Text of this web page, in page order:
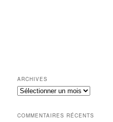
ARCHIVES
Archives
COMMENTAIRES RÉCENTS